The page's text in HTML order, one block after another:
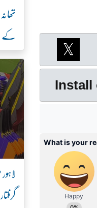
Install
کے
گرفتار